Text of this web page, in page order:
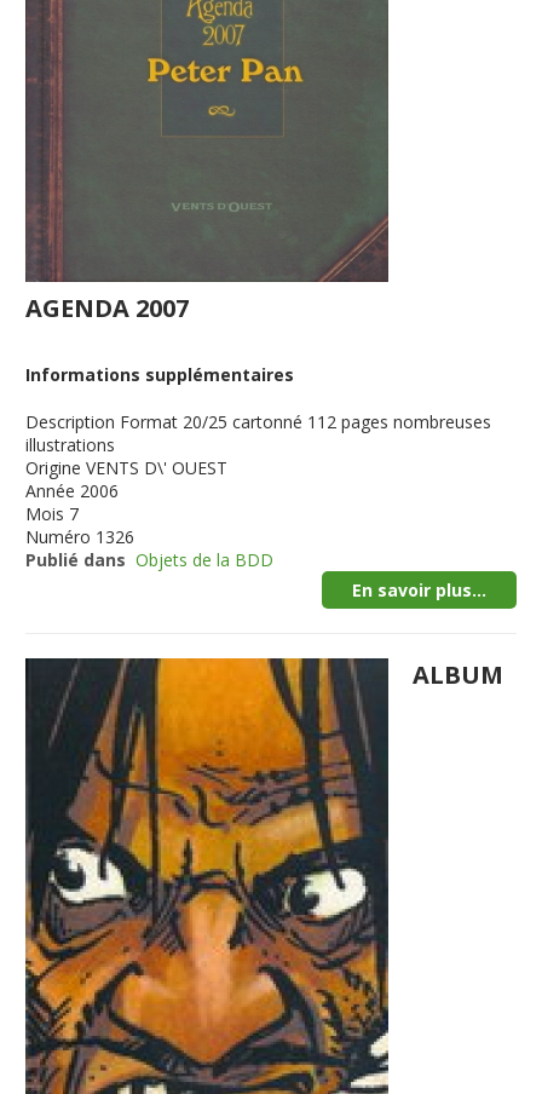
AGENDA 2007
Informations supplémentaires
Description Format 20/25 cartonné 112 pages nombreuses
illustrations
Origine VENTS D\' OUEST
Année 2006
Mois 7
Numéro 1326
Publié dans Objets de la BDD
En savoir plus...
ALBUM